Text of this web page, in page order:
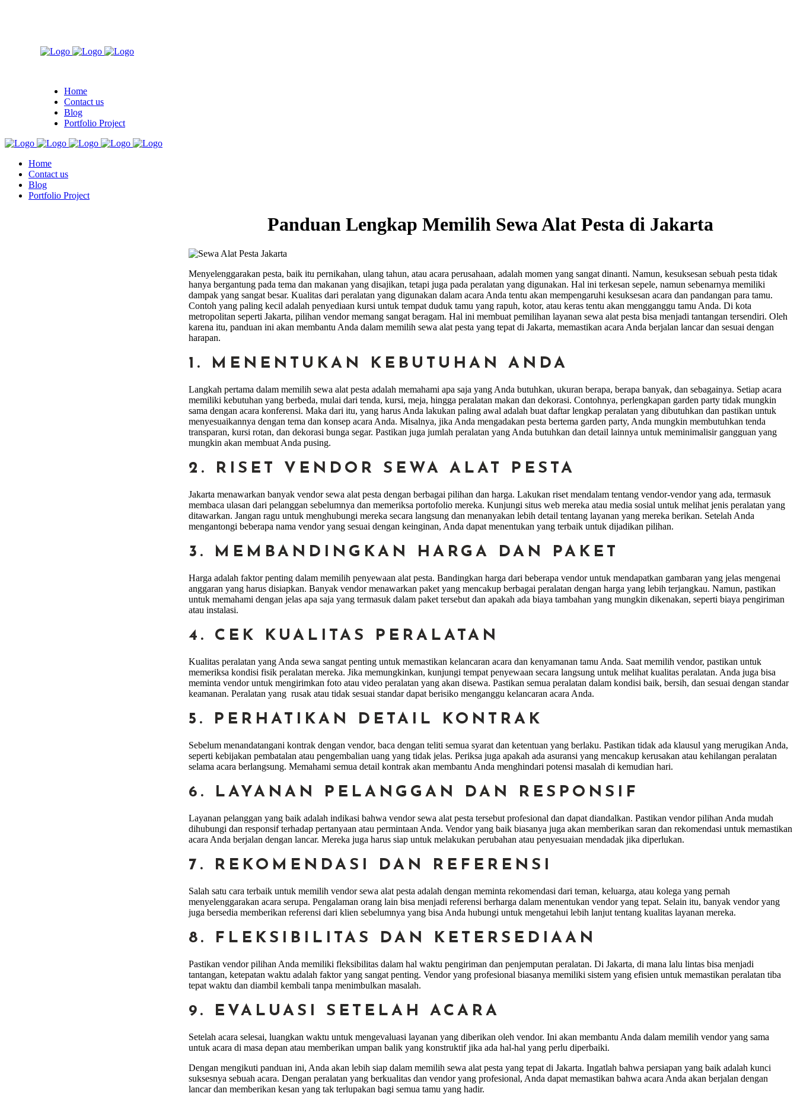
Home
Contact us
Blog
Portfolio Project
Home
Contact us
Blog
Portfolio Project
Panduan Lengkap Memilih Sewa Alat Pesta di Jakarta
Menyelenggarakan pesta, baik itu pernikahan, ulang tahun, atau acara perusahaan, adalah momen yang sangat dinanti. Namun, kesuksesan sebuah pesta tidak
hanya bergantung pada tema dan makanan yang disajikan, tetapi juga pada peralatan yang digunakan. Hal ini terkesan sepele, namun sebenarnya memiliki
dampak yang sangat besar. Kualitas dari peralatan yang digunakan dalam acara Anda tentu akan mempengaruhi kesuksesan acara dan pandangan para tamu.
Contoh yang paling kecil adalah penyediaan kursi untuk tempat duduk tamu yang rapuh, kotor, atau keras tentu akan mengganggu tamu Anda. Di kota
metropolitan seperti Jakarta, pilihan vendor memang sangat beragam. Hal ini membuat pemilihan layanan sewa alat pesta bisa menjadi tantangan tersendiri. Oleh
karena itu, panduan ini akan membantu Anda dalam memilih sewa alat pesta yang tepat di Jakarta, memastikan acara Anda berjalan lancar dan sesuai dengan
harapan.
1. MENENTUKAN KEBUTUHAN ANDA
Langkah pertama dalam memilih sewa alat pesta adalah memahami apa saja yang Anda butuhkan, ukuran berapa, berapa banyak, dan sebagainya. Setiap acara
memiliki kebutuhan yang berbeda, mulai dari tenda, kursi, meja, hingga peralatan makan dan dekorasi. Contohnya, perlengkapan garden party tidak mungkin
sama dengan acara konferensi. Maka dari itu, yang harus Anda lakukan paling awal adalah buat daftar lengkap peralatan yang dibutuhkan dan pastikan untuk
menyesuaikannya dengan tema dan konsep acara Anda. Misalnya, jika Anda mengadakan pesta bertema garden party, Anda mungkin membutuhkan tenda
transparan, kursi rotan, dan dekorasi bunga segar. Pastikan juga jumlah peralatan yang Anda butuhkan dan detail lainnya untuk meminimalisir gangguan yang
mungkin akan membuat Anda pusing.
2. RISET VENDOR SEWA ALAT PESTA
Jakarta menawarkan banyak vendor sewa alat pesta dengan berbagai pilihan dan harga. Lakukan riset mendalam tentang vendor-vendor yang ada, termasuk
membaca ulasan dari pelanggan sebelumnya dan memeriksa portofolio mereka. Kunjungi situs web mereka atau media sosial untuk melihat jenis peralatan yang
ditawarkan. Jangan ragu untuk menghubungi mereka secara langsung dan menanyakan lebih detail tentang layanan yang mereka berikan. Setelah Anda
mengantongi beberapa nama vendor yang sesuai dengan keinginan, Anda dapat menentukan yang terbaik untuk dijadikan pilihan.
3. MEMBANDINGKAN HARGA DAN PAKET
Harga adalah faktor penting dalam memilih penyewaan alat pesta. Bandingkan harga dari beberapa vendor untuk mendapatkan gambaran yang jelas mengenai
anggaran yang harus disiapkan. Banyak vendor menawarkan paket yang mencakup berbagai peralatan dengan harga yang lebih terjangkau. Namun, pastikan
untuk memahami dengan jelas apa saja yang termasuk dalam paket tersebut dan apakah ada biaya tambahan yang mungkin dikenakan, seperti biaya pengiriman
atau instalasi.
4. CEK KUALITAS PERALATAN
Kualitas peralatan yang Anda sewa sangat penting untuk memastikan kelancaran acara dan kenyamanan tamu Anda. Saat memilih vendor, pastikan untuk
memeriksa kondisi fisik peralatan mereka. Jika memungkinkan, kunjungi tempat penyewaan secara langsung untuk melihat kualitas peralatan. Anda juga bisa
meminta vendor untuk mengirimkan foto atau video peralatan yang akan disewa. Pastikan semua peralatan dalam kondisi baik, bersih, dan sesuai dengan standar
keamanan. Peralatan yang rusak atau tidak sesuai standar dapat berisiko menganggu kelancaran acara Anda.
5. PERHATIKAN DETAIL KONTRAK
Sebelum menandatangani kontrak dengan vendor, baca dengan teliti semua syarat dan ketentuan yang berlaku. Pastikan tidak ada klausul yang merugikan Anda,
seperti kebijakan pembatalan atau pengembalian uang yang tidak jelas. Periksa juga apakah ada asuransi yang mencakup kerusakan atau kehilangan peralatan
selama acara berlangsung. Memahami semua detail kontrak akan membantu Anda menghindari potensi masalah di kemudian hari.
6. LAYANAN PELANGGAN DAN RESPONSIF
Layanan pelanggan yang baik adalah indikasi bahwa vendor sewa alat pesta tersebut profesional dan dapat diandalkan. Pastikan vendor pilihan Anda mudah
dihubungi dan responsif terhadap pertanyaan atau permintaan Anda. Vendor yang baik biasanya juga akan memberikan saran dan rekomendasi untuk memastikan
acara Anda berjalan dengan lancar. Mereka juga harus siap untuk melakukan perubahan atau penyesuaian mendadak jika diperlukan.
7. REKOMENDASI DAN REFERENSI
Salah satu cara terbaik untuk memilih vendor sewa alat pesta adalah dengan meminta rekomendasi dari teman, keluarga, atau kolega yang pernah
menyelenggarakan acara serupa. Pengalaman orang lain bisa menjadi referensi berharga dalam menentukan vendor yang tepat. Selain itu, banyak vendor yang
juga bersedia memberikan referensi dari klien sebelumnya yang bisa Anda hubungi untuk mengetahui lebih lanjut tentang kualitas layanan mereka.
8. FLEKSIBILITAS DAN KETERSEDIAAN
Pastikan vendor pilihan Anda memiliki fleksibilitas dalam hal waktu pengiriman dan penjemputan peralatan. Di Jakarta, di mana lalu lintas bisa menjadi
tantangan, ketepatan waktu adalah faktor yang sangat penting. Vendor yang profesional biasanya memiliki sistem yang efisien untuk memastikan peralatan tiba
tepat waktu dan diambil kembali tanpa menimbulkan masalah.
9. EVALUASI SETELAH ACARA
Setelah acara selesai, luangkan waktu untuk mengevaluasi layanan yang diberikan oleh vendor. Ini akan membantu Anda dalam memilih vendor yang sama
untuk acara di masa depan atau memberikan umpan balik yang konstruktif jika ada hal-hal yang perlu diperbaiki.
Dengan mengikuti panduan ini, Anda akan lebih siap dalam memilih sewa alat pesta yang tepat di Jakarta. Ingatlah bahwa persiapan yang baik adalah kunci
suksesnya sebuah acara. Dengan peralatan yang berkualitas dan vendor yang profesional, Anda dapat memastikan bahwa acara Anda akan berjalan dengan
lancar dan memberikan kesan yang tak terlupakan bagi semua tamu yang hadir.